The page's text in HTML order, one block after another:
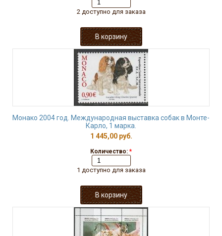
2 доступно для заказа
Монако 2004 год. Международная выставка собак в Монте-
Карло, 1 марка.
1 445,00 руб.
Количество: *
1 доступно для заказа